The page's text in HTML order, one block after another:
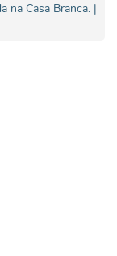
na Casa Branca. |